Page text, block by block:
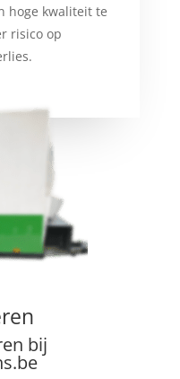
hoge kwaliteit te
risico op
bij